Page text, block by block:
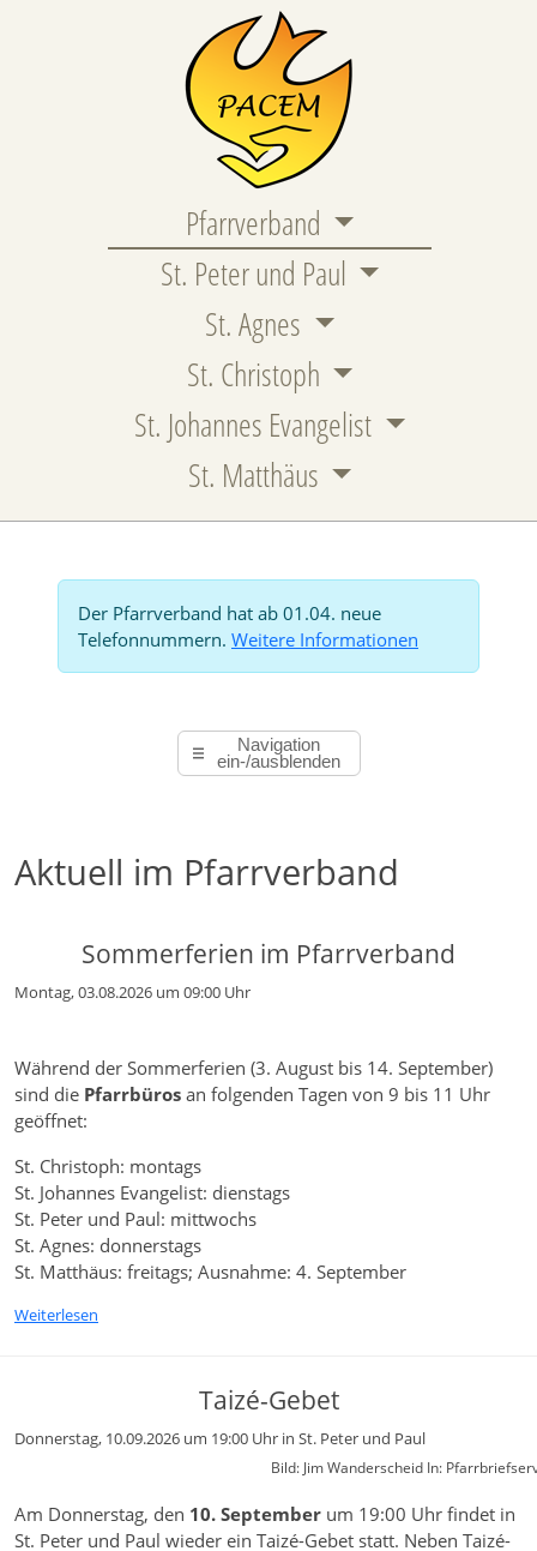
Pfarrverband
St. Peter und Paul
St. Agnes
St. Christoph
St. Johannes Evangelist
St. Matthäus
Der Pfarrverband hat ab 01.04. neue
Telefonnummern. Weitere Informationen
Navigation
ein-/ausblenden
Aktuell im Pfarrverband
Sommerferien im Pfarrverband
Montag, 03.08.2026 um 09:00 Uhr
Während der Sommerferien (3. August bis 14. September)
sind die Pfarrbüros an folgenden Tagen von 9 bis 11 Uhr
geöffnet:
St. Christoph: montags
St. Johannes Evangelist: dienstags
St. Peter und Paul: mittwochs
St. Agnes: donnerstags
St. Matthäus: freitags; Ausnahme: 4. September
Weiterlesen
Taizé-Gebet
Donnerstag, 10.09.2026 um 19:00 Uhr in St. Peter und Paul
Bild: Jim Wanderscheid In:
Am Donnerstag, den 10. September um 19:00 Uhr findet in
St. Peter und Paul wieder ein Taizé-Gebet statt. Neben Taizé-